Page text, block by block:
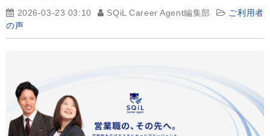
2026-03-23 03:10 SQiL Career Agent編集部
ご利用者
の声